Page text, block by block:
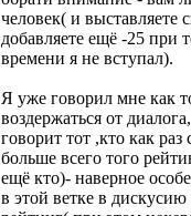
человек( и выставляете
добавляете ещё -25 при
времени я не вступал).
Я уже говорил мне как
воздержаться от
говорит тот ,кто как
больше всего того
ещё кто)- наверное
в этой ветке в